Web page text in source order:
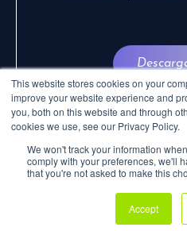
This website stores cookies on your
improve your website experience and
you, both on this website and through
cookies we use, see our Privacy Policy.
We won't track your information
comply with your preferences, we'll
that you're not asked to make this
Accept
© 2024 CVCLAVOZ .